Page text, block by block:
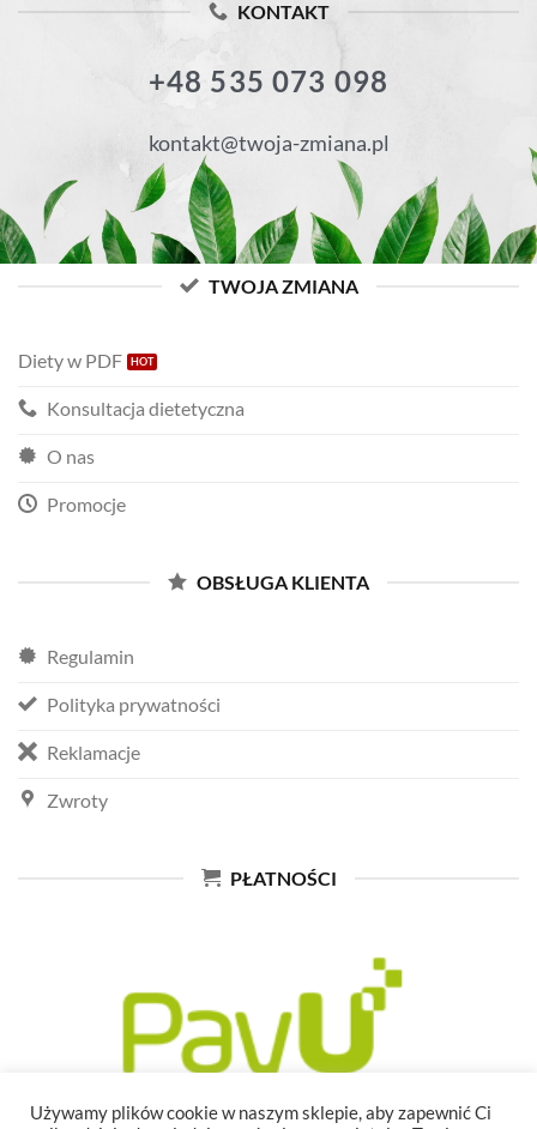
KONTAKT
+48 535 073 098
kontakt@twoja-zmiana.pl
TWOJA ZMIANA
Diety w PDF
Konsultacja dietetyczna
O nas
Promocje
OBSŁUGA KLIENTA
Regulamin
Polityka prywatności
Reklamacje
Zwroty
PŁATNOŚCI
Używamy plików cookie w naszym sklepie, aby zapewnić Ci